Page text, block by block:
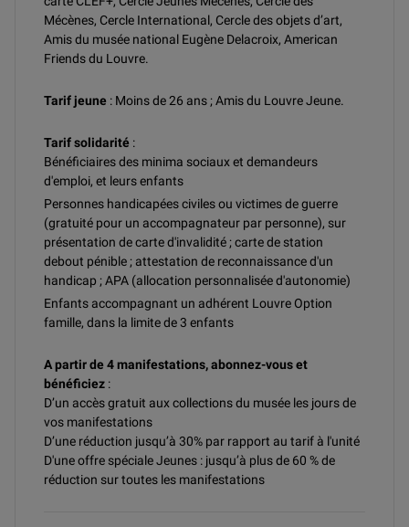
Mécènes, Cercle International, Cercle des objets d’art,
Amis du musée national Eugène Delacroix, American
Friends du Louvre.
Tarif jeune : Moins de 26 ans ; Amis du Louvre Jeune.
Tarif solidarité :
Bénéficiaires des minima sociaux et demandeurs
d'emploi, et leurs enfants
Personnes handicapées civiles ou victimes de guerre
(gratuité pour un accompagnateur par personne), sur
présentation de carte d'invalidité ; carte de station
debout pénible ; attestation de reconnaissance d'un
handicap ; APA (allocation personnalisée d'autonomie)
Enfants accompagnant un adhérent Louvre Option
famille, dans la limite de 3 enfants
A partir de 4 manifestations, abonnez-vous et
bénéficiez :
D’un accès gratuit aux collections du musée les jours de
vos manifestations
D’une réduction jusqu’à 30% par rapport au tarif à l'unité
D'une offre spéciale Jeunes : jusqu’à plus de 60 % de
réduction sur toutes les manifestations